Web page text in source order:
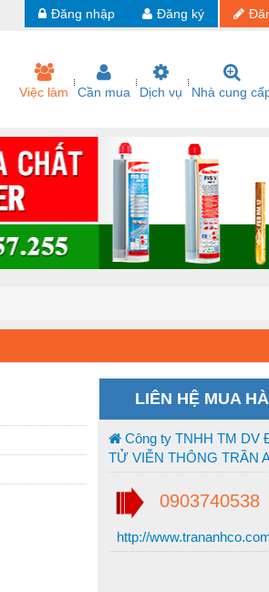
Đăng ký
Đăng nhập
Việc làm Cần mua Dịch vụ Nhà cung
LIÊN HỆ MUA
Công ty TNHH TM DV
TỬ VIỄN THÔNG TRẦN
0903740538
http://